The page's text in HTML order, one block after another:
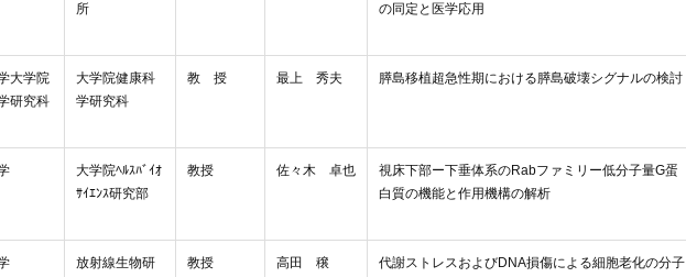
所
の同定と医学応用
大学院
研究科
大学院健康科
学研究科
教 授 最上 秀夫 膵島移植超急性期における膵島破壊シグナルの検討
大学院ﾍﾙｽﾊﾞｲｵ
ｻｲｴﾝｽ研究部
教授 佐々木 卓也
視床下部ー下垂体系のRabファミリー低分子量G蛋
白質の機能と作用機構の解析
放射線生物研
教授 高田 穣
代謝ストレスおよびDNA損傷による細胞老化の分子